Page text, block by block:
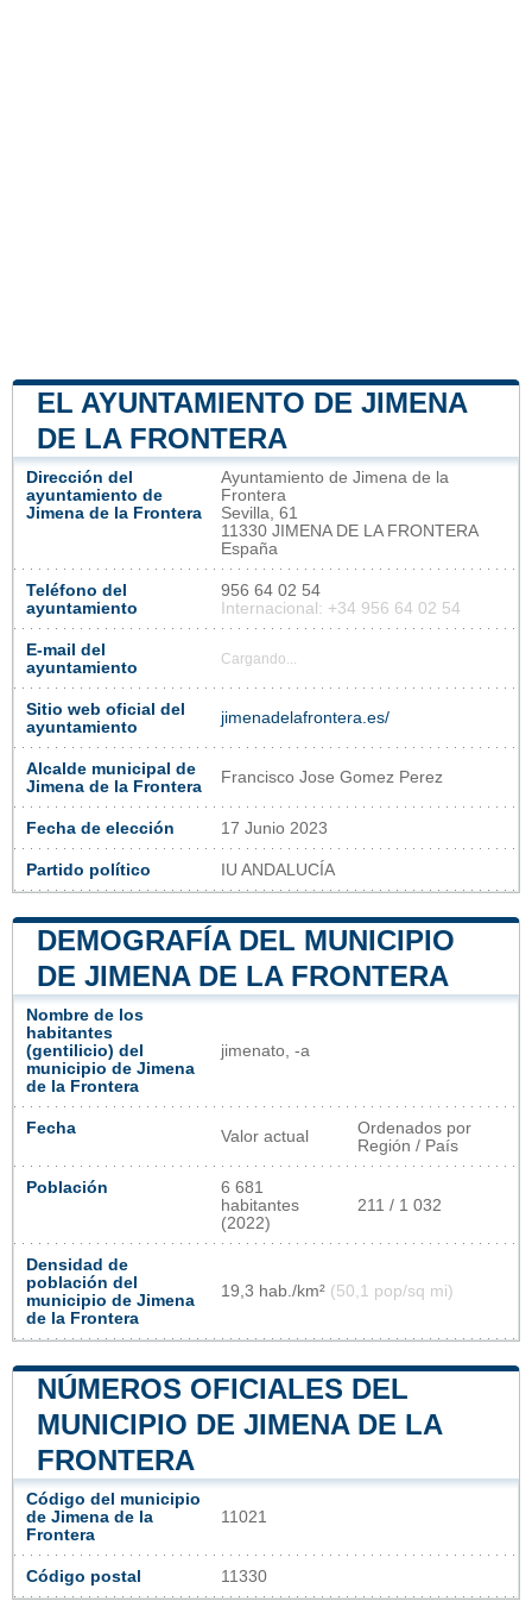
EL AYUNTAMIENTO DE JIMENA
DE LA FRONTERA
Dirección del
ayuntamiento de
Jimena de la Frontera
Ayuntamiento de Jimena de la
Frontera
Sevilla, 61
11330 JIMENA DE LA FRONTERA
España
Teléfono del
ayuntamiento
956 64 02 54
Internacional: +34 956 64 02 54
E-mail del
ayuntamiento
Cargando...
Sitio web oficial del
ayuntamiento
jimenadelafrontera.es/
Alcalde municipal de
Jimena de la Frontera
Francisco Jose Gomez Perez
Fecha de elección 17 Junio 2023
Partido político IU ANDALUCÍA
DEMOGRAFÍA DEL MUNICIPIO
DE JIMENA DE LA FRONTERA
Nombre de los
habitantes
(gentilicio) del
municipio de Jimena
de la Frontera
jimenato, -a
Fecha Valor actual
Ordenados por
Región / País
Población
6 681
habitantes
(2022)
211 / 1 032
Densidad de
población del
municipio de Jimena
de la Frontera
19,3 hab./km² (50,1 pop/sq mi)
NÚMEROS OFICIALES DEL
MUNICIPIO DE JIMENA DE LA
FRONTERA
Código del municipio
de Jimena de la
Frontera
11021
Código postal 11330